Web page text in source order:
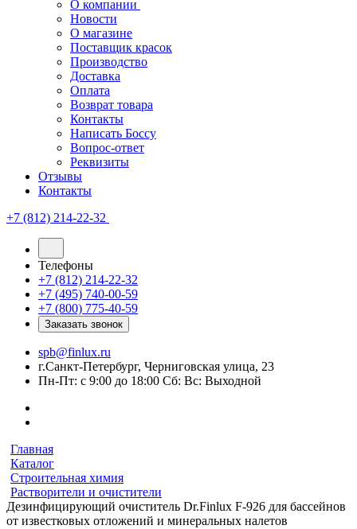
О компании
Новости
О магазине
Поставщик красок
Производство
Доставка
Оплата
Возврат товара
Контакты
Написать Боссу
Вопрос-ответ
Реквизиты
Отзывы
Контакты
+7 (812) 214-22-32
Телефоны
+7 (812) 214-22-32
+7 (495) 740-00-59
+7 (800) 775-40-59
Заказать звонок
spb@finlux.ru
г.Санкт-Петербург, Черниговская улица, 23
Пн-Пт: с 9:00 до 18:00 Сб: Вс: Выходной
Главная
Каталог
Строительная химия
Растворители и очистители
Дезинфицирующий очиститель Dr.Finlux F-926 для бассейнов
от известковых отложений и минеральных налетов